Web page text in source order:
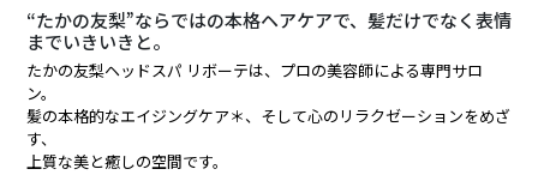
“たかの友梨”ならではの本格ヘアケアで、髪だけでなく表情
までいきいきと。
たかの友梨ヘッドスパ リボーテは、プロの美容師による専門サロ
ン。
髪の本格的なエイジングケア＊、そして心のリラクゼーションをめざ
す、
上質な美と癒しの空間です。